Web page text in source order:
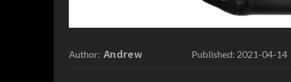
Author: Andrew Published: 2021-04-14